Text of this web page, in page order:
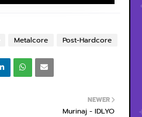
Metalcore Post-Hardcore
NEWER
Murinaj - IDLYO